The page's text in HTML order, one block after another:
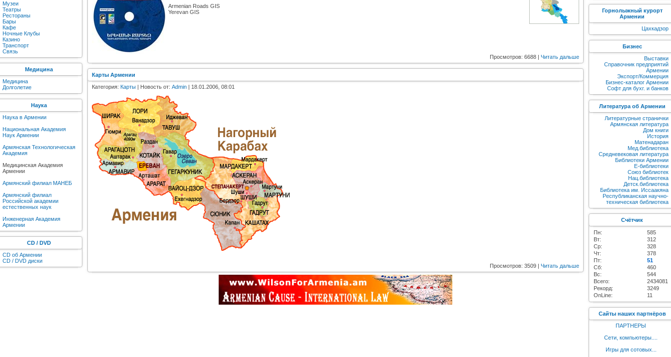
Музеи
Театры
Рестораны
Бары
Кафе
Ночные Клубы
Казино
Транспорт
Связь
Медицина
Медицина
Долголетие
Наука
Наука в Армении
Национальная Академия
Наук Армении
Армянская Технологическая
Академия
Медицинская Академия
Армении
Армянский филиал МАНЕБ
Армянский филиал
Российской академии
естественных наук
Инженерная Академия
Армении
CD / DVD
CD об Армении
CD / DVD диски
Armenian Roads GIS
Yerevan GIS
Просмотров: 6688 | Читать дальше
Карты Армении
Категория: Карты | Новость от: Admin | 18.01.2006, 08:01
Просмотров: 3509 | Читать дальше
Горнолыжный курорт
Армении
Цахкадзор
Бизнес
Выставки
Справочник предприятий
Армении
Экспорт/Коммерция
Бизнес-каталог Армении
Софт для бухг. и банков
Литература об Армении
Литературные странички
Армянская литература
Дом книги
История
Матенадаран
Мед.библиотека
Средневековая литература
Библиотеки Армении
E-библиотеки
Союз библиотек
Нац.библиотека
Детск.библиотека
Библиотека им. Иссаакяна
Республиканская научно-
техническая библиотека
Счётчик
Пн:
585
Вт:
312
Ср:
328
Чт:
378
Пт:
51
Сб:
460
Вс:
544
Всего:
2434081
Рекорд:
3249
OnLine:
11
Сайты наших партнёров
ПАРТНЕРЫ
Сети, компьютеры....
Игры для сотовых...